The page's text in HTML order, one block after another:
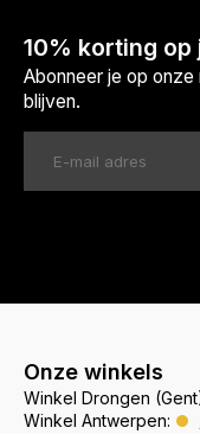
10% korting op
Abonneer je op
blijven.
Onze winkels
Winkel Drongen
Winkel Antwerpen: